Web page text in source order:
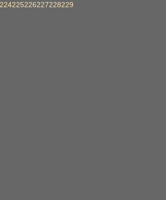
224225226227228229